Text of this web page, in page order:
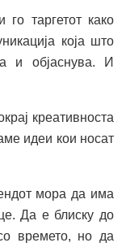
го таргетот како
која што
и објаснува. И
креативноста
идеи кои носат
мора да има
Да е блиску до
времето, но да